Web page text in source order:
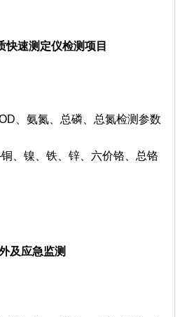
快速测定仪检测项目
、氨氮、总磷、总氮检测参数
、镍、铁、锌、六价铬、总铬
及应急监测